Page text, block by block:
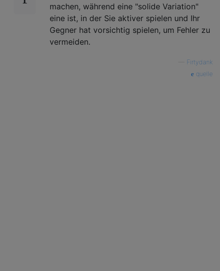
machen, während eine "solide Variation"
eine ist, in der Sie aktiver spielen und Ihr
Gegner hat vorsichtig spielen, um Fehler zu
vermeiden.
Firtydank
quelle